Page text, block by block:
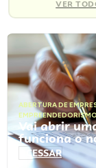
VER
ABERTURA DE
EMPREENDEDORISMO
Vai abrir
funciona o
ACESSAR